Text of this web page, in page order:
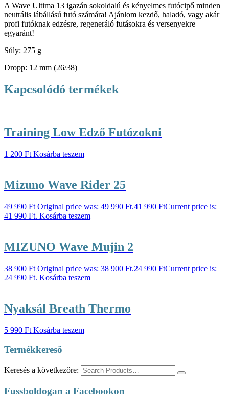
A Wave Ultima 13 igazán sokoldalú és kényelmes futócipő minden
neutrális lábállású futó számára! Ajánlom kezdő, haladó, vagy akár
profi futóknak edzésre, regeneráló futásokra és versenyekre
egyaránt!
Súly: 275 g
Dropp: 12 mm (26/38)
Kapcsolódó termékek
Training Low Edző Futózokni
1 200 Ft Kosárba teszem
Mizuno Wave Rider 25
49 990Ft Original price was: 49 990 Ft.41 990 FtCurrent price is:
41 990 Ft. Kosárba teszem
MIZUNO Wave Mujin 2
38 900Ft Original price was: 38 900 Ft.24 990 FtCurrent price is:
24 990 Ft. Kosárba teszem
Nyaksál Breath Thermo
5 990 Ft Kosárba teszem
Termékkereső
Keresés a következőre:
Fussboldogan a Facebookon